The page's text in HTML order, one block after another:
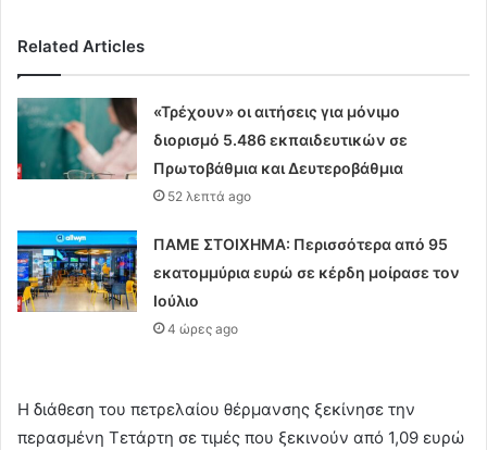
Related Articles
«Τρέχουν» οι αιτήσεις για μόνιμο
διορισμό 5.486 εκπαιδευτικών σε
Πρωτοβάθμια και Δευτεροβάθμια
52 λεπτά ago
ΠΑΜΕ ΣΤΟΙΧΗΜΑ: Περισσότερα από 95
εκατομμύρια ευρώ σε κέρδη μοίρασε τον
Ιούλιο
4 ώρες ago
Η διάθεση του πετρελαίου θέρμανσης ξεκίνησε την
περασμένη Τετάρτη σε τιμές που ξεκινούν από 1,09 ευρώ